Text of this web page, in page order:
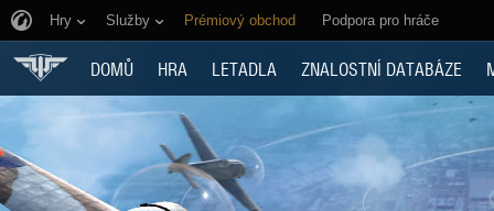
Hry Služby Prémiový obchod Podpora pro hráče
DOMŮ HRA LETADLA ZNALOSTNÍ DATABÁZE